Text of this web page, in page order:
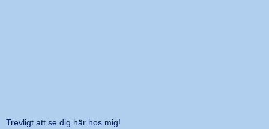
Trevligt att se dig här hos mig!